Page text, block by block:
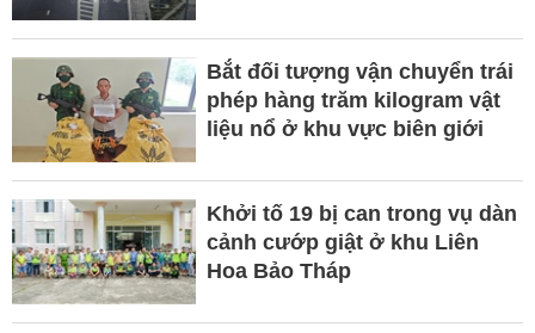
Bắt đối tượng vận chuyển trái
phép hàng trăm kilogram vật
liệu nổ ở khu vực biên giới
Khởi tố 19 bị can trong vụ dàn
cảnh cướp giật ở khu Liên
Hoa Bảo Tháp